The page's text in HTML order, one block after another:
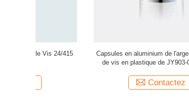
La vis JY903-07A en aluminium couvre la
surface douce des capsules 22/410 en